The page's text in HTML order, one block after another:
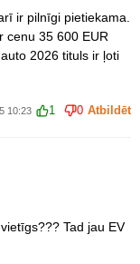
ir pilnīgi pietiekama.
cenu 35 600 EUR
2026 tituls ir ļoti
10:23 1 0 Atbildēt
Tad jau EV